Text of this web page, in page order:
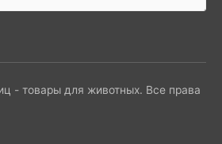
- товары для животных. Все права